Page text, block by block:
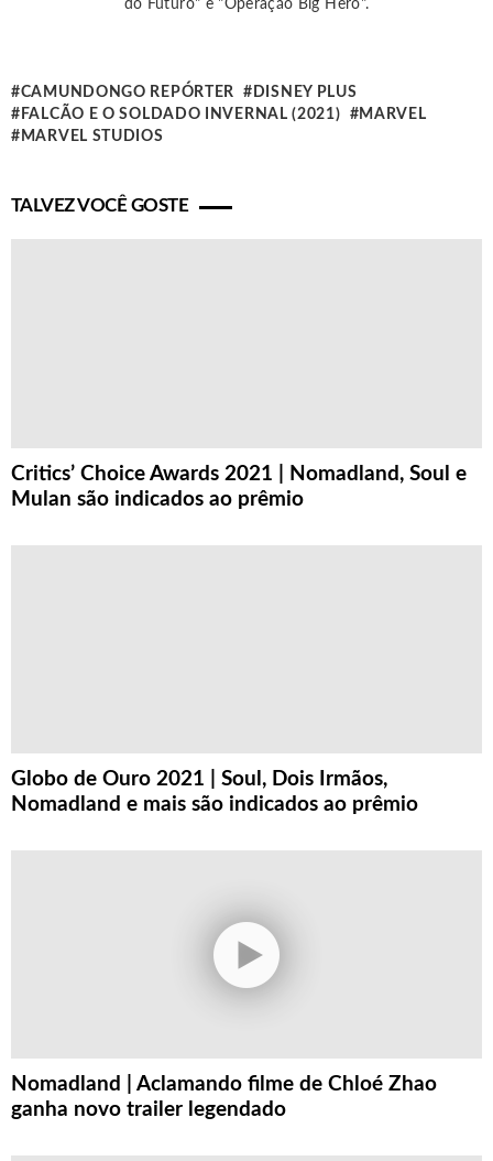
do Futuro" e "Operação Big Hero".
CAMUNDONGO REPÓRTER
DISNEY PLUS
FALCÃO E O SOLDADO INVERNAL (2021)
MARVEL
MARVEL STUDIOS
TALVEZ VOCÊ GOSTE
Critics’ Choice Awards 2021 | Nomadland, Soul e
Mulan são indicados ao prêmio
Globo de Ouro 2021 | Soul, Dois Irmãos,
Nomadland e mais são indicados ao prêmio
Nomadland | Aclamando filme de Chloé Zhao
ganha novo trailer legendado